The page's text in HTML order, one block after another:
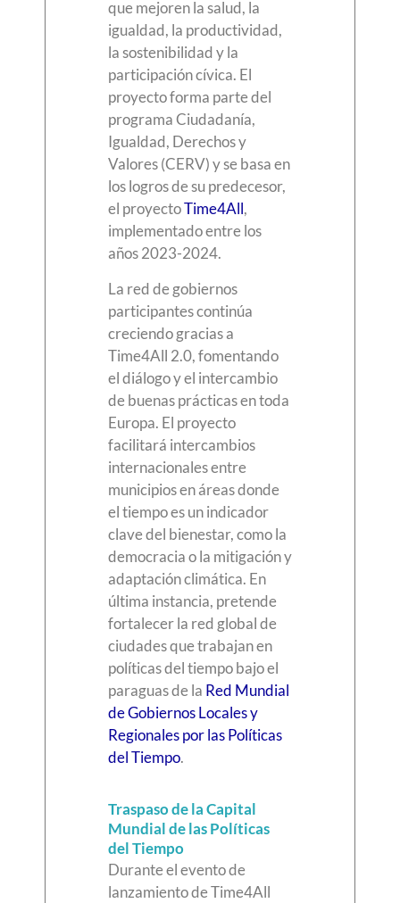
que mejoren la salud, la
igualdad, la productividad,
la sostenibilidad y la
participación cívica. El
proyecto forma parte del
programa Ciudadanía,
Igualdad, Derechos y
Valores (CERV) y se basa en
los logros de su predecesor,
el proyectoTime4All,
implementado entre los
años 2023-2024.
La red de gobiernos
participantes continúa
creciendo gracias a
Time4All 2.0, fomentando
el diálogo y el intercambio
de buenas prácticas en toda
Europa. El proyecto
facilitará intercambios
internacionales entre
municipios en áreas donde
el tiempo es un indicador
clave del bienestar, como la
democracia o la mitigación y
adaptación climática. En
última instancia, pretende
fortalecer la red global de
ciudades que trabajan en
políticas del tiempo bajo el
paraguas de la Red Mundial
de Gobiernos Locales y
Regionales por las Políticas
del Tiempo.
Traspaso de la Capital
Mundial de las Políticas
del Tiempo
Durante el evento de
lanzamiento de Time4All